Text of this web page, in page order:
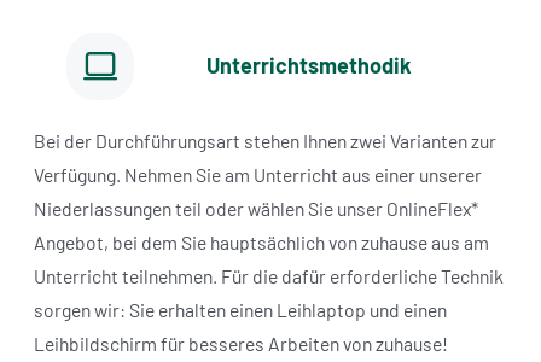
Unterrichtsmethodik
Bei der Durchführungsart stehen Ihnen zwei Varianten zur
Verfügung. Nehmen Sie am Unterricht aus einer unserer
Niederlassungen teil oder wählen Sie unser OnlineFlex*
Angebot, bei dem Sie hauptsächlich von zuhause aus am
Unterricht teilnehmen. Für die dafür erforderliche Technik
sorgen wir: Sie erhalten einen Leihlaptop und einen
Leihbildschirm für besseres Arbeiten von zuhause!